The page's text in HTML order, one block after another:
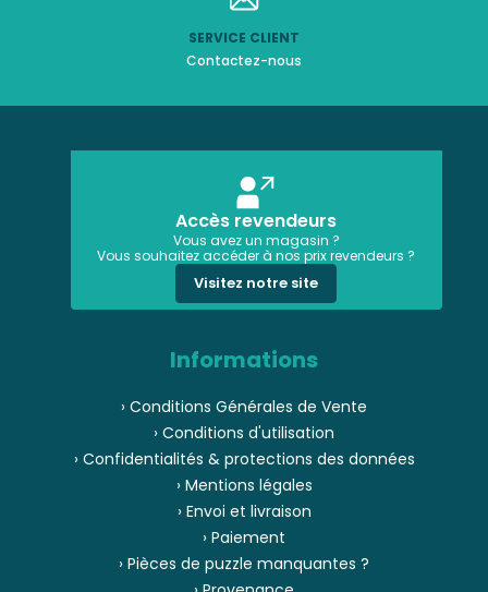
SERVICE CLIENT
Contactez-nous
Accès revendeurs
Vous avez un magasin ?
Vous souhaitez accéder à nos prix revendeurs ?
Visitez notre site
Informations
› Conditions Générales de Vente
› Conditions d'utilisation
› Confidentialités & protections des données
› Mentions légales
› Envoi et livraison
› Paiement
› Pièces de puzzle manquantes ?